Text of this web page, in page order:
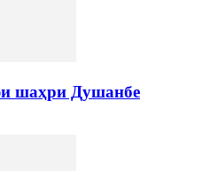
шаҳри Душанбе